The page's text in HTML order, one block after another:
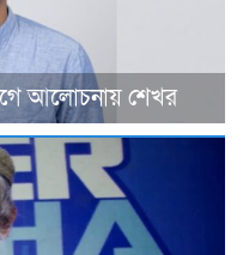
আলোচনায় শেখর